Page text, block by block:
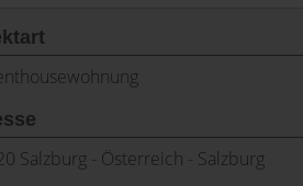
Salzburg - Österreich - Salzburg